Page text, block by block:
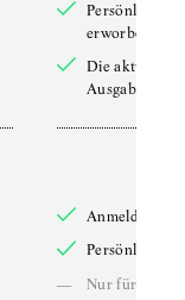
Persönliches
erworbenen
Die aktuelle
Ausgabe
Anmelden
Persönliche
—
Nur für